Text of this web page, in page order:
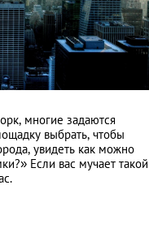
многие задаются
выбрать, чтобы
увидеть как можно
Если вас мучает такой